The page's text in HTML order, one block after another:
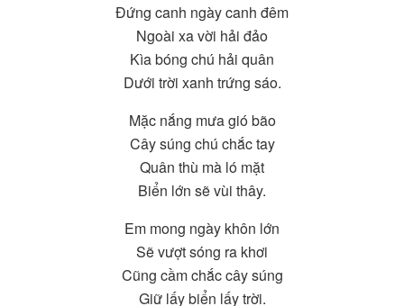
Đứng canh ngày canh đêm
Ngoài xa vời hải đảo
Kìa bóng chú hải quân
Dưới trời xanh trứng sáo.
Mặc nắng mưa gió bão
Cây súng chú chắc tay
Quân thù mà ló mặt
Biển lớn sẽ vùi thây.
Em mong ngày khôn lớn
Sẽ vượt sóng ra khơi
Cũng cầm chắc cây súng
Giữ lấy biển lấy trời.